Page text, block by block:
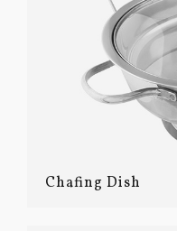
Chafing Dish